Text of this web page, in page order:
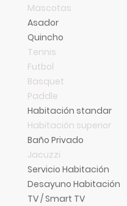
Mascotas
Asador
Quincho
Tennis
Futbol
Basquet
Paddle
Habitación standar
Habitación superior
Baño Privado
Jacuzzi
Servicio Habitación
Desayuno Habitación
TV / Smart TV